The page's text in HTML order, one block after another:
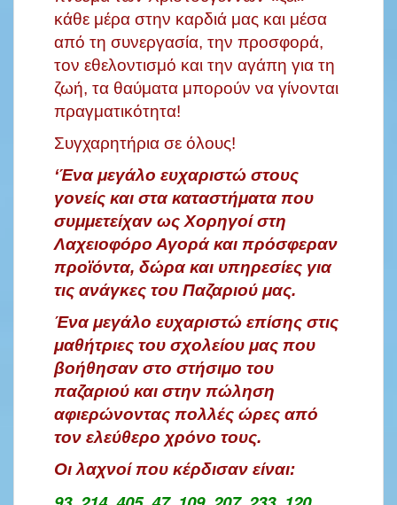
κάθε μέρα στην καρδιά μας και μέσα
από τη συνεργασία, την προσφορά,
τον εθελοντισμό και την αγάπη για τη
ζωή, τα θαύματα μπορούν να γίνονται
πραγματικότητα!
Συγχαρητήρια σε όλους!
‘Ένα μεγάλο ευχαριστώ στους
γονείς και στα καταστήματα που
συμμετείχαν ως Χορηγοί στη
Λαχειοφόρο Αγορά και πρόσφεραν
προϊόντα, δώρα και υπηρεσίες για
τις ανάγκες του Παζαριού μας.
Ένα μεγάλο ευχαριστώ επίσης στις
μαθήτριες του σχολείου μας που
βοήθησαν στο στήσιμο του
παζαριού και στην πώληση
αφιερώνοντας πολλές ώρες από
τον ελεύθερο χρόνο τους.
Οι λαχνοί που κέρδισαν είναι: